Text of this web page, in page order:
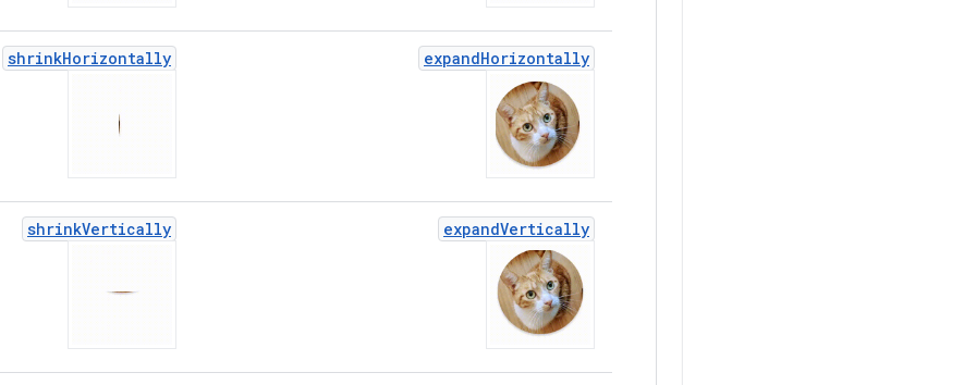
expandHorizontally
shrinkHorizontally
expandVertically
shrinkVertically